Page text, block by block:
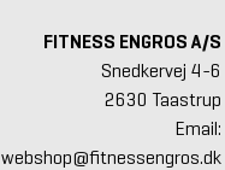
FITNESS ENGROS A/S
Snedkervej 4-6
2630 Taastrup
Email:
webshop@fitnessengros.dk